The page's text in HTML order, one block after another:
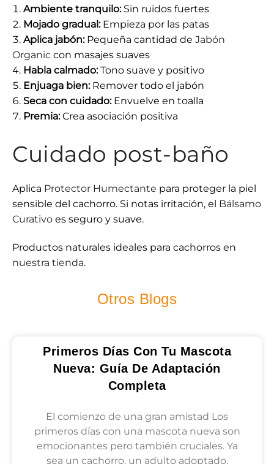
Ambiente tranquilo:Sin ruidos fuertes
Mojado gradual:Empieza por las patas
Aplica jabón:Pequeña cantidad de Jabón
Organic con masajes suaves
Habla calmado:Tono suave y positivo
Enjuaga bien:Remover todo el jabón
Seca con cuidado:Envuelve en toalla
Premia:Crea asociación positiva
Cuidado post-baño
Aplica Protector Humectante para proteger la piel
sensible del cachorro. Si notas irritación, el Bálsamo
Curativo es seguro y suave.
Productos naturales ideales para cachorros en
nuestra tienda.
Otros Blogs
Primeros Días Con Tu Mascota
Nueva: Guía De Adaptación
Completa
El comienzo de una gran amistad Los
primeros días con una mascota nueva son
emocionantes pero también cruciales. Ya
sea un cachorro, un adulto adoptado,